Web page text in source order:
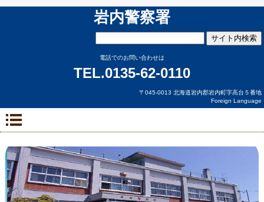
岩内警察署
電話でのお問い合わせは
TEL.0135-62-0110
〒045-0013 北海道岩内郡岩内町字高台５番地
Foreign Language